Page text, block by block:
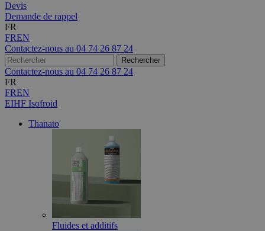
Devis
Demande de rappel
FR
FREN
Contactez-nous au 04 74 26 87 24
Contactez-nous au 04 74 26 87 24
FR
FREN
EIHF Isofroid
Thanato
Fluides et additifs